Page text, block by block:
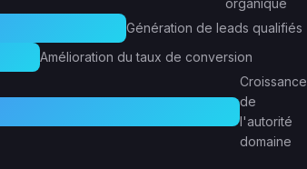
organique
Génération de leads qualifiés
Amélioration du taux de conversion
Croissance
de
l'autorité
domaine